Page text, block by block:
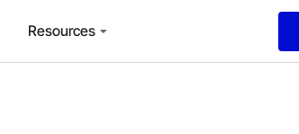
Resources